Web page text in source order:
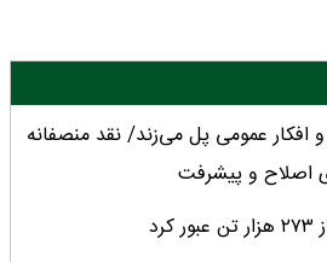
افکار عمومی پل می‌زند/ نقد منصفانه
اصلاح و پیشرفت